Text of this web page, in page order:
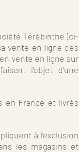
Térébinthe (ci-
vente en ligne des
vente en ligne sur
l’objet d’une
en France et livrés
à l’exclusion
les magasins et